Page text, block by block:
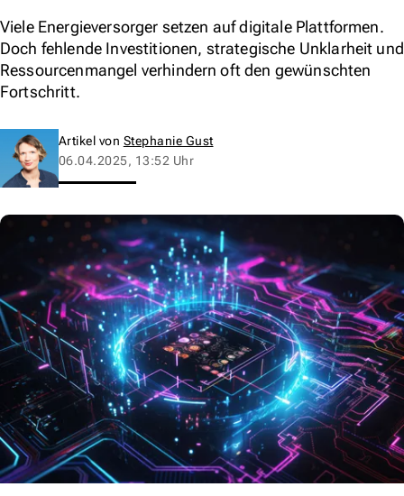
Viele Energieversorger setzen auf digitale Plattformen.
Doch fehlende Investitionen, strategische Unklarheit und
Ressourcenmangel verhindern oft den gewünschten
Fortschritt.
Artikel von Stephanie Gust
06.04.2025, 13:52 Uhr